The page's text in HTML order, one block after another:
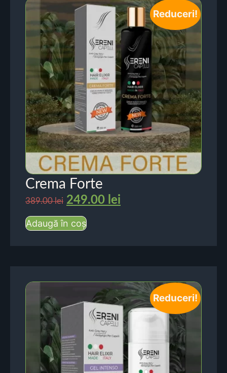
Reduceri!
Crema Forte
389.00lei 249.00 lei
Adaugă în coș
Reduceri!